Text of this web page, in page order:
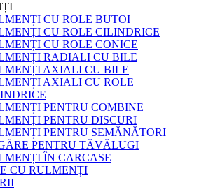
CU ROLE BUTOI
CU ROLE CILINDRICE
CU ROLE CONICE
RADIALI CU BILE
AXIALI CU BILE
AXIALI CU ROLE
PENTRU COMBINE
PENTRU DISCURI
PENTRU SEMĂNĂTORI
PENTRU TĂVĂLUGI
ÎN CARCASE
CU RULMENȚI